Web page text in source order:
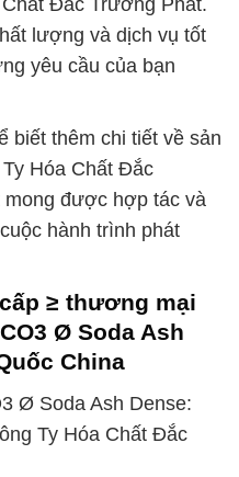
Đắc Trường Phát.
lượng và dịch vụ tốt
yêu cầu của bạn
biết thêm chi tiết về sản
Hóa Chất Đắc
được hợp tác và
hành trình phát
≥ thương mại
Ø Soda Ash
China
Ø Soda Ash Dense:
Ty Hóa Chất Đắc